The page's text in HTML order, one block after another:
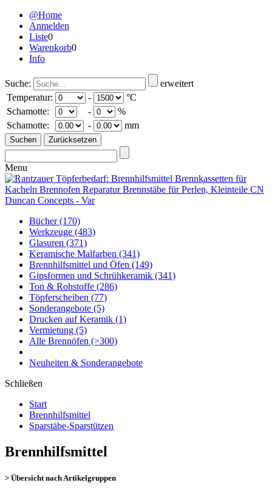
@Home
Anmelden
Liste0
Warenkorb0
Info
Suche:
erweitert
Temperatur:
-
°C
Schamotte:
-
%
Schamotte:
- mm
Menu
Bücher(170)
Werkzeuge (483)
Glasuren (371)
Keramische Malfarben (341)
Brennhilfsmittel und Öfen (149)
Gipsformen und Schrühkeramik (341)
Ton & Rohstoffe (286)
Töpferscheiben (77)
Sonderangebote (5)
Drucken auf Keramik (1)
Vermietung (5)
Alle Brennöfen (>300)
Neuheiten & Sonderangebote
Schließen
Start
Brennhilfsmittel
Sparstäbe-Sparstützen
Brennhilfsmittel
> Übersicht nach Artikelgruppen